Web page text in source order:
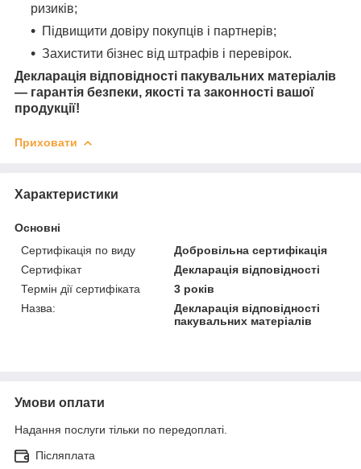
ризиків;
Підвищити довіру покупців і партнерів;
Захистити бізнес від штрафів і перевірок.
Декларація відповідності пакувальних матеріалів
— гарантія безпеки, якості та законності вашої
продукції!
Приховати
Характеристики
Основні
Сертифікація по виду
Добровільна сертифікація
Сертифікат
Декларація відповідності
Термін дії сертифіката
3 років
Назва:
Декларація відповідності
пакувальних матеріалів
Умови оплати
Надання послуги тільки по передоплаті.
Післяплата